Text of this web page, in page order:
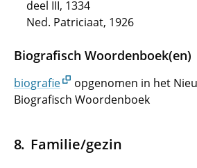
deel III, 1334
Ned. Patriciaat, 1926
Biografisch Woordenboek(en)
biografie
opgenomen in het
Biografisch Woordenboek
Familie/gezin